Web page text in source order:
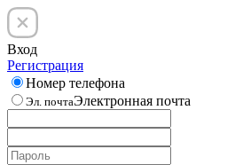
Вход
Регистрация
Номер телефона
Эл. почтаЭлектронная почта